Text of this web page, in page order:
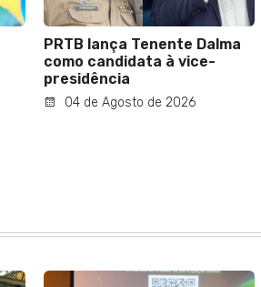
PRTB lança Tenente Dalma
como candidata à vice-
presidência
04 de Agosto de 2026